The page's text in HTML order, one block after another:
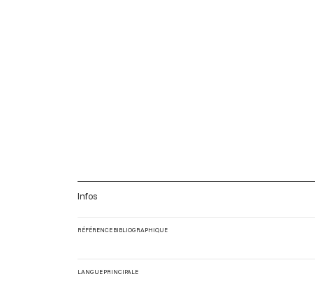
Infos
RÉFÉRENCE BIBLIOGRAPHIQUE
LANGUE PRINCIPALE